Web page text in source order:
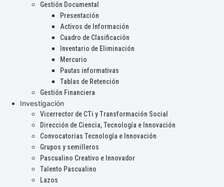
Gestión Documental
Presentación
Activos de Información
Cuadro de Clasificación
Inventario de Eliminación
Mercurio
Pautas informativas
Tablas de Retención
Gestión Financiera
Investigación
Vicerrector de CTi y Transformación Social
Dirección de Ciencia, Tecnología e Innovación
Convocatorias Tecnología e Innovación
Grupos y semilleros
Pascualino Creativo e Innovador
Talento Pascualino
Lazos